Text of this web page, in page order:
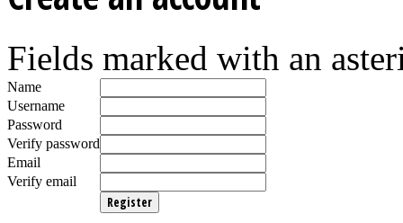
Fields marked with an
Name
Username
Password
Verify password
Email
Verify email
Register